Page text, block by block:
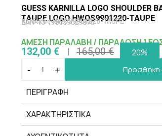
GUESS KARNILLA LOGO SHOULDER
TAUPE LOGO HWOS9901220-TAUPE
Κωδικός HWOS9901220-TAUPE
EAN-13 198659029876
ΑΜΕΣΗ ΠΑΡΑΛΑΒΗ / ΠΑΡΑΔΟΣΗ 1
132,00 € 165,00 €
20%
-
+ Προσθήκη
ΠΕΡΙΓΡΑΦΗ
ΧΑΡΑΚΤΗΡΙΣΤΙΚΆ